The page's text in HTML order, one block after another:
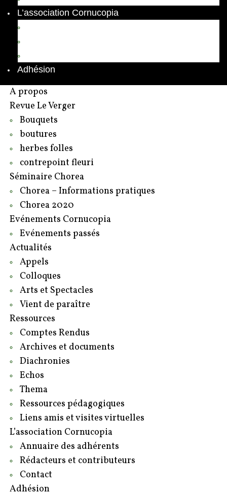
L’association Cornucopia
Adhésion
A propos
Revue Le Verger
Bouquets
boutures
herbes folles
contrepoint fleuri
Séminaire Chorea
Chorea – Informations pratiques
Chorea 2020
Evénements Cornucopia
Evénements passés
Actualités
Appels
Colloques
Arts et Spectacles
Vient de paraître
Ressources
Comptes Rendus
Archives et documents
Diachronies
Echos
Thema
Ressources pédagogiques
Liens amis et visites virtuelles
L’association Cornucopia
Annuaire des adhérents
Rédacteurs et contributeurs
Contact
Adhésion